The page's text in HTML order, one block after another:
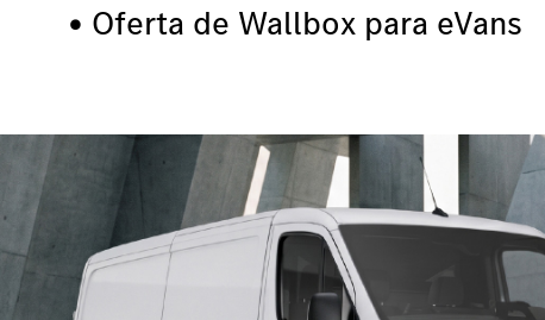
• Oferta de Wallbox para eVans